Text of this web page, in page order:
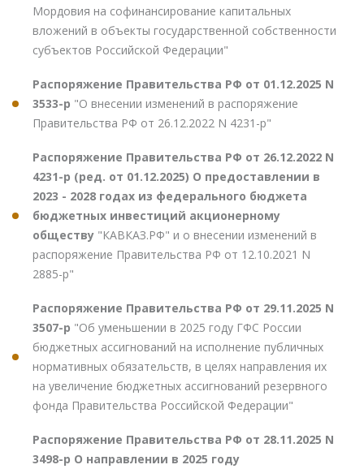
Мордовия на софинансирование капитальных
вложений в объекты государственной собственности
субъектов Российской Федерации"
Распоряжение Правительства РФ от 01.12.2025 N
3533-р "О внесении изменений в распоряжение
Правительства РФ от 26.12.2022 N 4231-р"
Распоряжение Правительства РФ от 26.12.2022 N
4231-р (ред. от 01.12.2025) О предоставлении в
2023 - 2028 годах из федерального бюджета
бюджетных инвестиций акционерному
обществу "КАВКАЗ.РФ" и о внесении изменений в
распоряжение Правительства РФ от 12.10.2021 N
2885-р"
Распоряжение Правительства РФ от 29.11.2025 N
3507-р "Об уменьшении в 2025 году ГФС России
бюджетных ассигнований на исполнение публичных
нормативных обязательств, в целях направления их
на увеличение бюджетных ассигнований резервного
фонда Правительства Российской Федерации"
Распоряжение Правительства РФ от 28.11.2025 N
3498-р О направлении в 2025 году